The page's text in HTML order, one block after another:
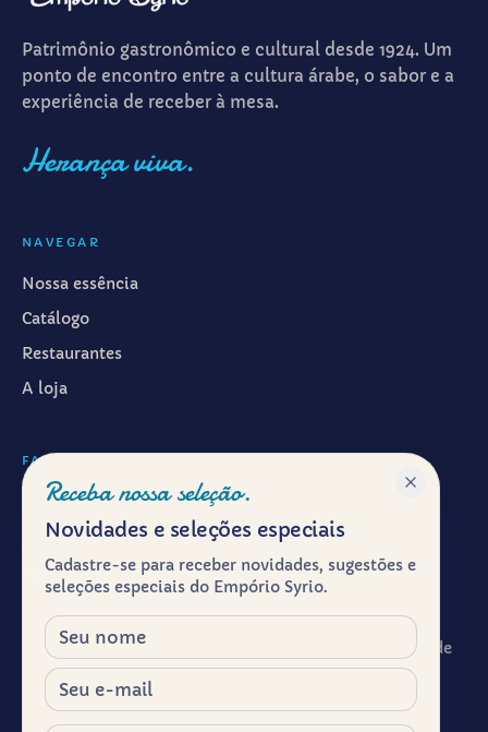
Patrimônio gastronômico e cultural desde 1924. Um
ponto de encontro entre a cultura árabe, o sabor e a
experiência de receber à mesa.
Herança viva.
NAVEGAR
Nossa essência
Catálogo
Restaurantes
A loja
FALAR CONOSCO
WhatsApp ·(11) 99601-7286
Instagram · @emporiosyrio
Facebook · @emporiosyrio
contato@emporiosyrio.com.br
R. Comendador Abdo Schahin, 136 - Centro Histórico de
São Paulo, São Paulo - SP, 01023-050
Segunda a sábado, das 9h às 19h
Receba nossa seleção.
Novidades e seleções especiais
Cadastre-se para receber novidades, sugestões e
seleções especiais do Empório Syrio.
Nome
E-mail